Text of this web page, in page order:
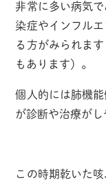
非常に多い病気
染症やインフル
る方がみられま
もあります）。
個人的には肺機
が診断や治療がし
この時期乾いた